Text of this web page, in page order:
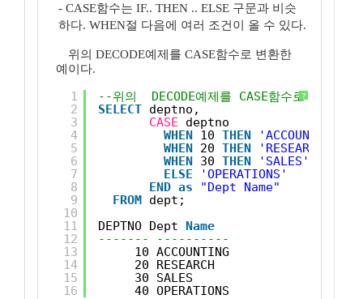
- CASE함수는 IF.. THEN .. ELSE 구문과 비슷
하다. WHEN절 다음에 여러 조건이 올 수 있다.
위의 DECODE예제를 CASE함수로 변환한
예이다.
?
1
2
3
4
5
6
7
8
9
10
11
12
13
14
15
16
--위의  DECODE예제를 CASE함수로 변환
SELECT deptno,
CASE
deptno
WHEN 10 THEN
'ACCOUNTING'
WHEN 20 THEN
'RESEARCH'
WHEN 30 THEN
'SALES'
ELSE
'OPERATIONS'
END as
"Dept Name"
FROM dept;
DEPTNO Dept Name
------- ----------
10 ACCOUNTING
20 RESEARCH
30 SALES
40 OPERATIONS